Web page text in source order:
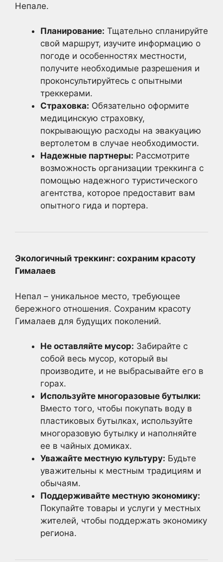
Непале.
Планирование: Тщательно спланируйте
свой маршрут, изучите информацию о
погоде и особенностях местности,
получите необходимые разрешения и
проконсультируйтесь с опытными
треккерами.
Страховка: Обязательно оформите
медицинскую страховку,
покрывающую расходы на эвакуацию
вертолетом в случае необходимости.
Надежные партнеры: Рассмотрите
возможность организации треккинга с
помощью надежного туристического
агентства, которое предоставит вам
опытного гида и портера.
Экологичный треккинг: сохраним красоту
Гималаев
Непал – уникальное место, требующее
бережного отношения. Сохраним красоту
Гималаев для будущих поколений.
Не оставляйте мусор: Забирайте с
собой весь мусор, который вы
производите, и не выбрасывайте его в
горах.
Используйте многоразовые бутылки:
Вместо того, чтобы покупать воду в
пластиковых бутылках, используйте
многоразовую бутылку и наполняйте
ее в чайных домиках.
Уважайте местную культуру: Будьте
уважительны к местным традициям и
обычаям.
Поддерживайте местную экономику:
Покупайте товары и услуги у местных
жителей, чтобы поддержать экономику
региона.